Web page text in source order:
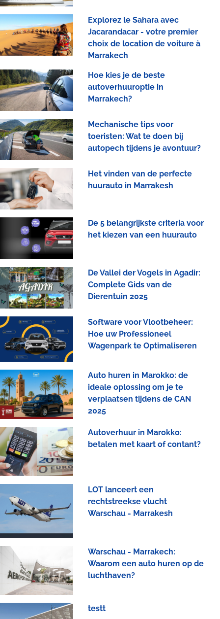
Explorez le Sahara avec
Jacarandacar - votre premier
choix de location de voiture à
Marrakech
Hoe kies je de beste
autoverhuuroptie in
Marrakech?
Mechanische tips voor
toeristen: Wat te doen bij
autopech tijdens je avontuur?
Het vinden van de perfecte
huurauto in Marrakesh
De 5 belangrijkste criteria voor
het kiezen van een huurauto
De Vallei der Vogels in Agadir:
Complete Gids van de
Dierentuin 2025
Software voor Vlootbeheer:
Hoe uw Professioneel
Wagenpark te Optimaliseren
Auto huren in Marokko: de
ideale oplossing om je te
verplaatsen tijdens de CAN
2025
Autoverhuur in Marokko:
betalen met kaart of contant?
LOT lanceert een
rechtstreekse vlucht
Warschau - Marrakesh
Warschau - Marrakech:
Waarom een auto huren op de
luchthaven?
testt